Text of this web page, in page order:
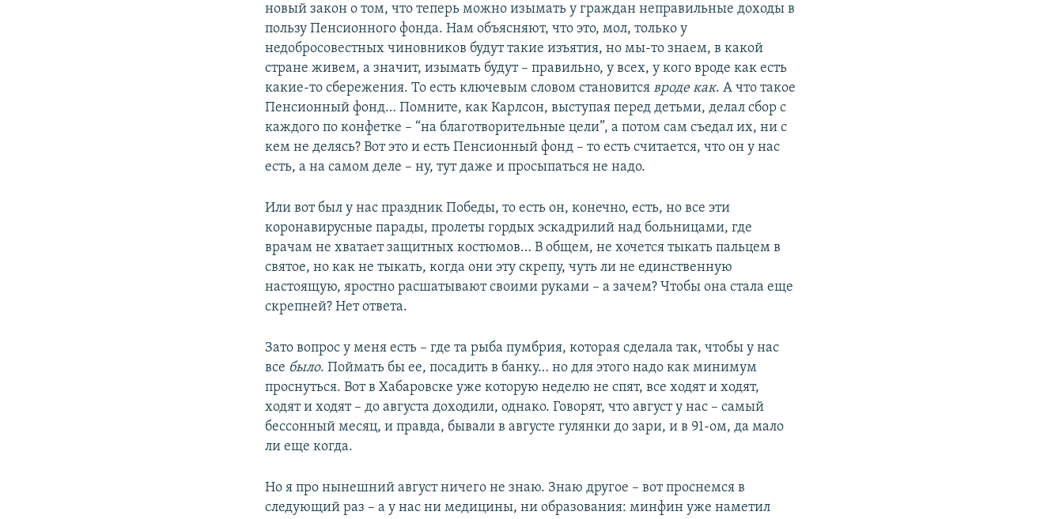
новый закон о том, что теперь можно изымать у граждан неправильные доходы в
пользу Пенсионного фонда. Нам объясняют, что это, мол, только у
недобросовестных чиновников будут такие изъятия, но мы-то знаем, в какой
стране живем, а значит, изымать будут – правильно, у всех, у кого вроде как есть
какие-то сбережения. То есть ключевым словом становитсявроде как. А что такое
Пенсионный фонд… Помните, как Карлсон, выступая перед детьми, делал сбор с
каждого по конфетке – “на благотворительные цели”, а потом сам съедал их, ни с
кем не делясь? Вот это и есть Пенсионный фонд – то есть считается, что он у нас
есть, а на самом деле – ну, тут даже и просыпаться не надо.
Или вот был у нас праздник Победы, то есть он, конечно, есть, но все эти
коронавирусные парады, пролеты гордых эскадрилий над больницами, где
врачам не хватает защитных костюмов… В общем, не хочется тыкать пальцем в
святое, но как не тыкать, когда они эту скрепу, чуть ли не единственную
настоящую, яростно расшатывают своими руками – а зачем? Чтобы она стала еще
скрепней? Нет ответа.
Зато вопрос у меня есть – где та рыба пумбрия, которая сделала так, чтобы у нас
все было. Поймать бы ее, посадить в банку… но для этого надо как минимум
проснуться. Вот в Хабаровске уже которую неделю не спят, все ходят и ходят,
ходят и ходят – до августа доходили, однако. Говорят, что август у нас – самый
бессонный месяц, и правда, бывали в августе гулянки до зари, и в 91-ом, да мало
ли еще когда.
Но я про нынешний август ничего не знаю. Знаю другое – вот проснемся в
следующий раз – а у нас ни медицины, ни образования: минфин уже наметил